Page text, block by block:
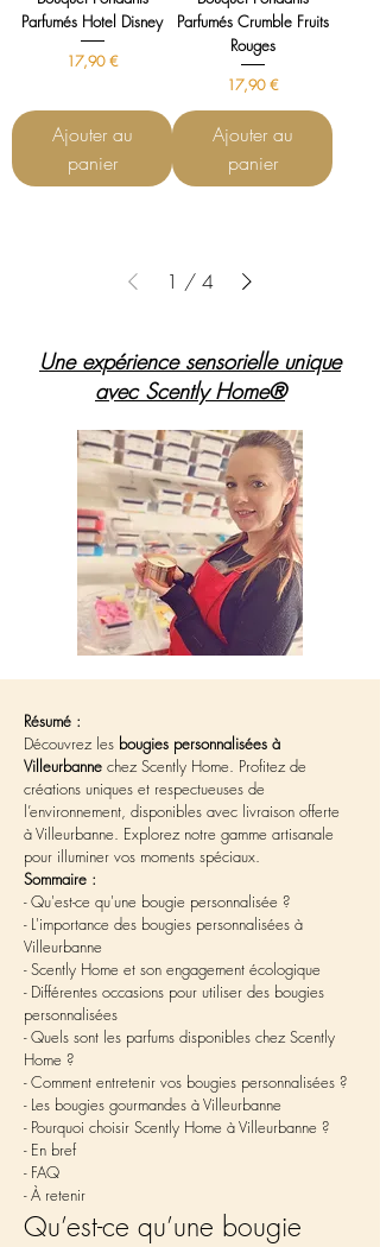
Parfumés Hotel Disney
Prix
17,90 €
Ajouter au
panier
Parfumés Crumble Fruits
Rouges
Prix
17,90 €
Ajouter au
panier
1 / 4
Une expérience sensorielle unique
avec Scently Home®
Résumé :
Découvrez les bougies personnalisées à
Villeurbanne chez Scently Home. Profitez de
créations uniques et respectueuses de
l’environnement, disponibles avec livraison offerte
à Villeurbanne. Explorez notre gamme artisanale
pour illuminer vos moments spéciaux.
Sommaire :
- Qu'est-ce qu'une bougie personnalisée ?
- L'importance des bougies personnalisées à
Villeurbanne
- Scently Home et son engagement écologique
- Différentes occasions pour utiliser des bougies
personnalisées
- Quels sont les parfums disponibles chez Scently
Home ?
- Comment entretenir vos bougies personnalisées ?
- Les bougies gourmandes à Villeurbanne
- Pourquoi choisir Scently Home à Villeurbanne ?
- En bref
- FAQ
- À retenir
Qu’est-ce qu’une bougie